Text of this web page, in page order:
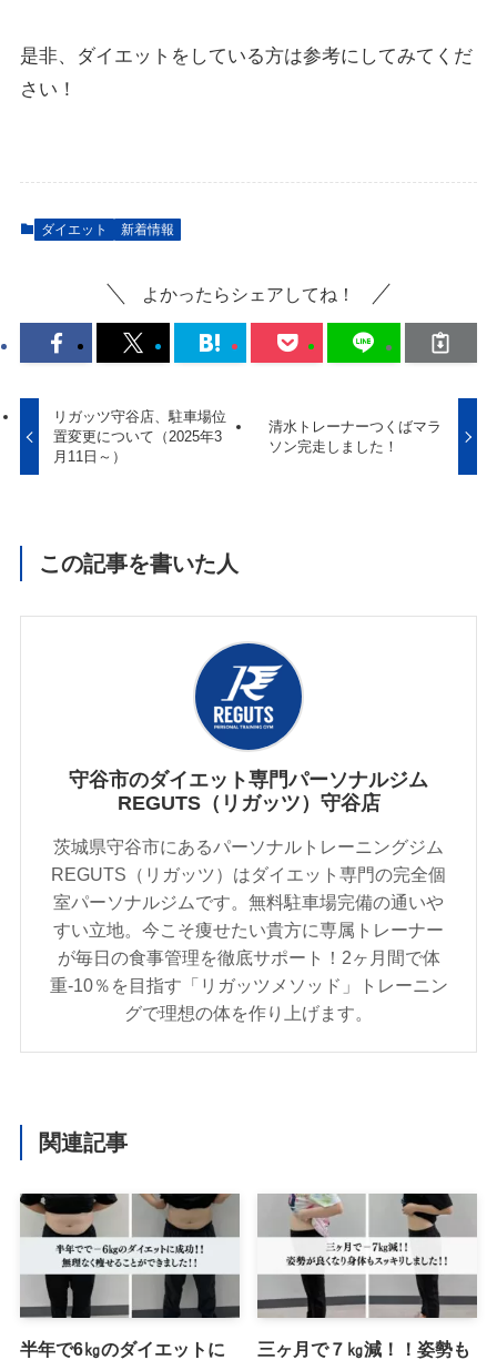
是非、ダイエットをしている方は参考にしてみてくだ
さい！
ダイエット 新着情報
よかったらシェアしてね！
リガッツ守谷店、駐車場位
置変更について（2025年3
月11日～）
清水トレーナーつくばマラ
ソン完走しました！
この記事を書いた人
守谷市のダイエット専門パーソナルジム
REGUTS（リガッツ）守谷店
茨城県守谷市にあるパーソナルトレーニングジム
REGUTS（リガッツ）はダイエット専門の完全個
室パーソナルジムです。無料駐車場完備の通いや
すい立地。今こそ痩せたい貴方に専属トレーナー
が毎日の食事管理を徹底サポート！2ヶ月間で体
重-10％を目指す「リガッツメソッド」トレーニン
グで理想の体を作り上げます。
関連記事
半年で6㎏のダイエットに
三ヶ月で７㎏減！！姿勢も